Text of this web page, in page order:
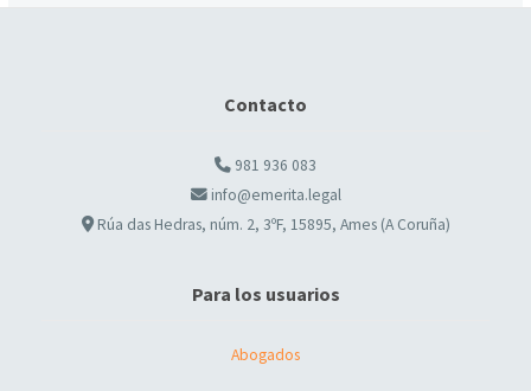
Contacto
981 936 083
info@emerita.legal
Rúa das Hedras, núm. 2, 3ºF, 15895, Ames (A Coruña)
Para los usuarios
Abogados